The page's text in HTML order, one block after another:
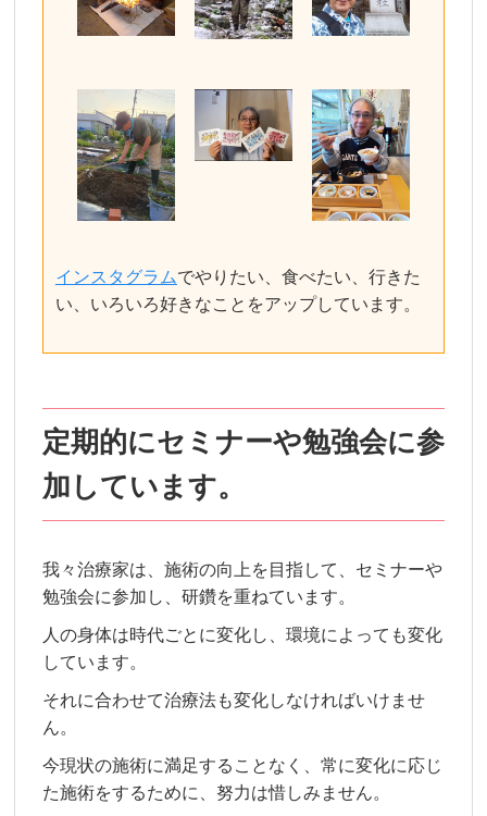
インスタグラムでやりたい、食べたい、行きた
い、いろいろ好きなことをアップしています。
定期的にセミナーや勉強会に参
加しています。
我々治療家は、施術の向上を目指して、セミナーや
勉強会に参加し、研鑽を重ねています。
人の身体は時代ごとに変化し、環境によっても変化
しています。
それに合わせて治療法も変化しなければいけませ
ん。
今現状の施術に満足することなく、常に変化に応じ
た施術をするために、努力は惜しみません。